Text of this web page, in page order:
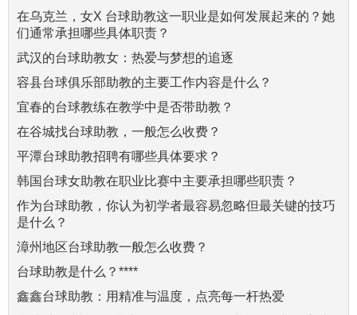
在乌克兰，女X 台球助教这一职业是如何发展起来的？她
们通常承担哪些具体职责？
武汉的台球助教女：热爱与梦想的追逐
容县台球俱乐部助教的主要工作内容是什么？
宜春的台球教练在教学中是否带助教？
在谷城找台球助教，一般怎么收费？
平潭台球助教招聘有哪些具体要求？
韩国台球女助教在职业比赛中主要承担哪些职责？
作为台球助教，你认为初学者最容易忽略但最关键的技巧
是什么？
漳州地区台球助教一般怎么收费？
台球助教是什么？****
鑫鑫台球助教：用精准与温度，点亮每一杆热爱